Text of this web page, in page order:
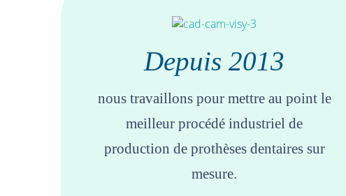
Depuis 2013
nous travaillons pour mettre au point le
meilleur procédé industriel de
production de prothèses dentaires sur
mesure.